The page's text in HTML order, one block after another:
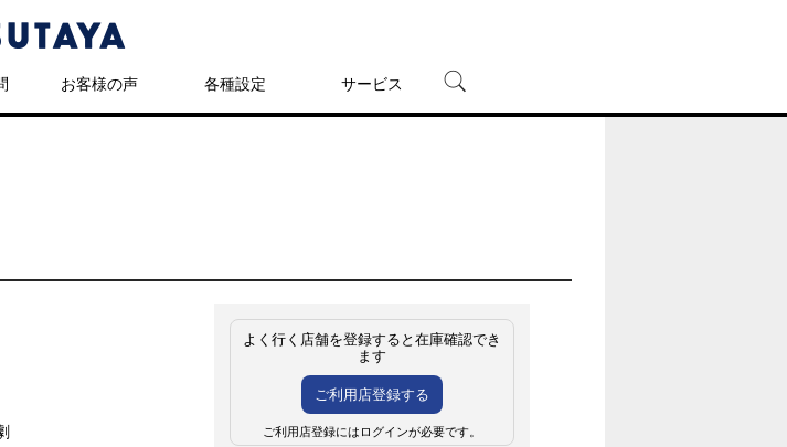
お客様の声 各種設定 サービス
よく行く店舗を登録すると在庫確認でき
ます
ご利用店登録する
ご利用店登録にはログインが必要です。